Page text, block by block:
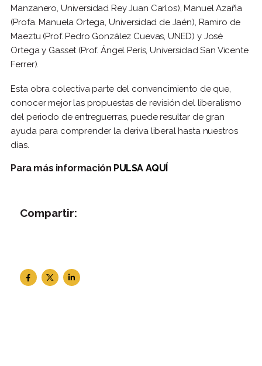
Manzanero, Universidad Rey Juan Carlos), Manuel Azaña
(Profa. Manuela Ortega, Universidad de Jaén), Ramiro de
Maeztu (Prof. Pedro González Cuevas, UNED) y José
Ortega y Gasset (Prof. Ángel Perís, Universidad San Vicente
Ferrer).
Esta obra colectiva parte del convencimiento de que,
conocer mejor las propuestas de revisión del liberalismo
del periodo de entreguerras, puede resultar de gran
ayuda para comprender la deriva liberal hasta nuestros
días.
Para más información PULSA AQUÍ
Compartir: